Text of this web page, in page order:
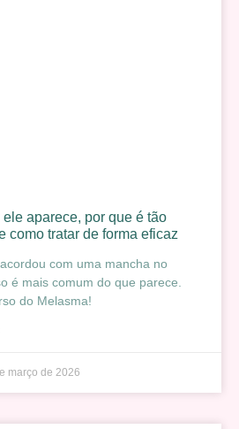
aparece, por que é tão
como tratar de forma eficaz
com uma mancha no
é mais comum do que parece.
do Melasma!
março de 2026